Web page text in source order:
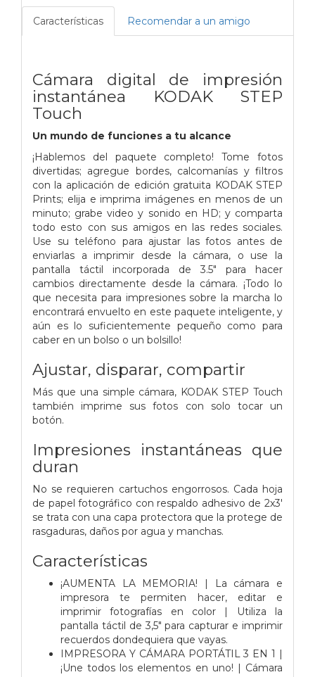
Características Recomendar a un amigo
Cámara digital de impresión
instantánea KODAK STEP
Touch
Un mundo de funciones a tu alcance
¡Hablemos del paquete completo! Tome fotos
divertidas; agregue bordes, calcomanías y filtros
con la aplicación de edición gratuita KODAK STEP
Prints; elija e imprima imágenes en menos de un
minuto; grabe video y sonido en HD; y comparta
todo esto con sus amigos en las redes sociales.
Use su teléfono para ajustar las fotos antes de
enviarlas a imprimir desde la cámara, o use la
pantalla táctil incorporada de 3.5″ para hacer
cambios directamente desde la cámara. ¡Todo lo
que necesita para impresiones sobre la marcha lo
encontrará envuelto en este paquete inteligente, y
aún es lo suficientemente pequeño como para
caber en un bolso o un bolsillo!
Ajustar, disparar, compartir
Más que una simple cámara, KODAK STEP Touch
también imprime sus fotos con solo tocar un
botón.
Impresiones instantáneas que
duran
No se requieren cartuchos engorrosos. Cada hoja
de papel fotográfico con respaldo adhesivo de 2x3'
se trata con una capa protectora que la protege de
rasgaduras, daños por agua y manchas.
Características
¡AUMENTA LA MEMORIA! | La cámara e
impresora te permiten hacer, editar e
imprimir fotografías en color | Utiliza la
pantalla táctil de 3,5" para capturar e imprimir
recuerdos dondequiera que vayas.
IMPRESORA Y CÁMARA PORTÁTIL 3 EN 1 |
¡Une todos los elementos en uno! | Cámara